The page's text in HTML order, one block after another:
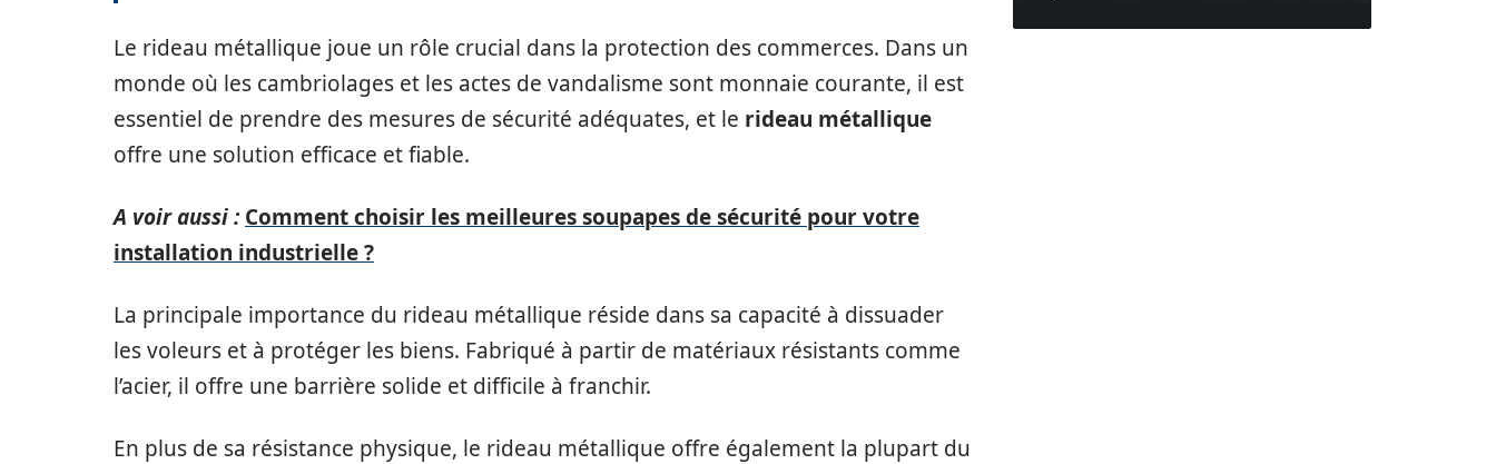
Le rideau métallique joue un rôle crucial dans la protection des commerces. Dans un
monde où les cambriolages et les actes de vandalisme sont monnaie courante, il est
essentiel de prendre des mesures de sécurité adéquates, et le rideau métallique
offre une solution efficace et fiable.
A voir aussi : Comment choisir les meilleures soupapes de sécurité pour votre
installation industrielle ?
La principale importance du rideau métallique réside dans sa capacité à dissuader
les voleurs et à protéger les biens. Fabriqué à partir de matériaux résistants comme
l’acier, il offre une barrière solide et difficile à franchir.
En plus de sa résistance physique, le rideau métallique offre également la plupart du